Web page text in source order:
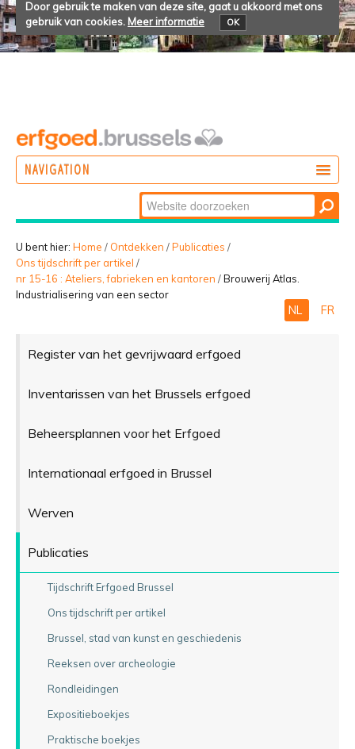
Door gebruik te maken van deze site, gaat u akkoord met ons
gebruik van cookies. Meer informatie OK
NAVIGATION
BELEVEN
Zoek
Geavanceerd
zoeken...
U bent hier: Home / Ontdekken /Publicaties /
Ons tijdschrift per artikel /
nr 15-16 : Ateliers, fabrieken en kantoren /Brouwerij Atlas.
Industrialisering van een sector
NL FR
Register van het gevrijwaard erfgoed
Inventarissen van het Brussels erfgoed
Beheersplannen voor het Erfgoed
Internationaal erfgoed in Brussel
Werven
Publicaties
Tijdschrift Erfgoed Brussel
Ons tijdschrift per artikel
Brussel, stad van kunst en geschiedenis
Reeksen over archeologie
Rondleidingen
Expositieboekjes
Praktische boekjes